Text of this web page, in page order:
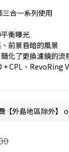
合一系列使用
衡曝光
前景昏暗的風景
化了更換濾鏡的流
CPL、RevoRing
【外島地區除外】